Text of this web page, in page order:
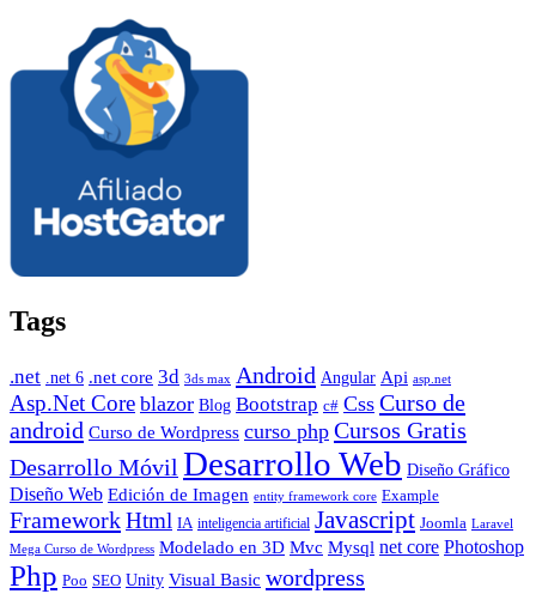
Tags
.net .net 6 .net core 3d 3ds max Android Angular Api asp.net
Asp.Net Core blazor Blog Bootstrap c# Css Curso de
android Curso de Wordpress curso php Cursos Gratis
Desarrollo Móvil Desarrollo Web Diseño Gráfico
Diseño Web Edición de Imagen entity framework core Example
FrameworkHtml IA inteligencia artificial Javascript Joomla Laravel
Mega Curso de Wordpress Modelado en 3D Mvc Mysql net core Photoshop
Php Poo SEO Unity Visual Basic wordpress